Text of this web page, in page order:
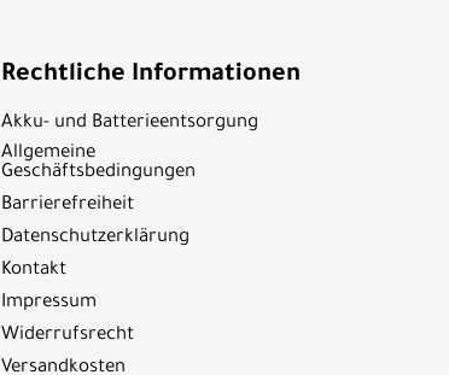
Rechtliche Informationen
Akku- und Batterieentsorgung
Allgemeine
Geschäftsbedingungen
Barrierefreiheit
Datenschutzerklärung
Kontakt
Impressum
Widerrufsrecht
Versandkosten